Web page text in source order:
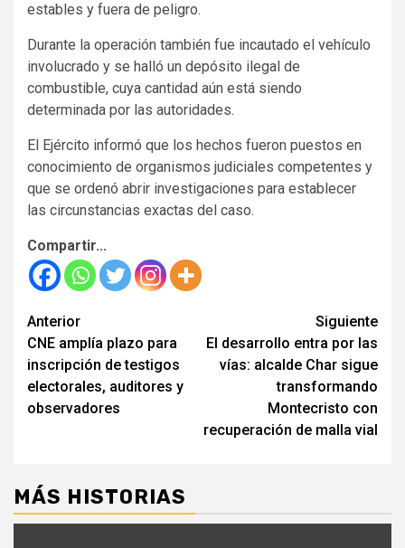
estables y fuera de peligro.
Durante la operación también fue incautado el vehículo
involucrado y se halló un depósito ilegal de
combustible, cuya cantidad aún está siendo
determinada por las autoridades.
El Ejército informó que los hechos fueron puestos en
conocimiento de organismos judiciales competentes y
que se ordenó abrir investigaciones para establecer
las circunstancias exactas del caso.
Compartir...
Seguir
leyendo
Anterior
CNE amplía plazo para
inscripción de testigos
electorales, auditores y
observadores
Siguiente
El desarrollo entra por las
vías: alcalde Char sigue
transformando
Montecristo con
recuperación de malla vial
MÁS HISTORIAS